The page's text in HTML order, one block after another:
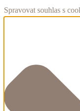
Spravovat souhlas s